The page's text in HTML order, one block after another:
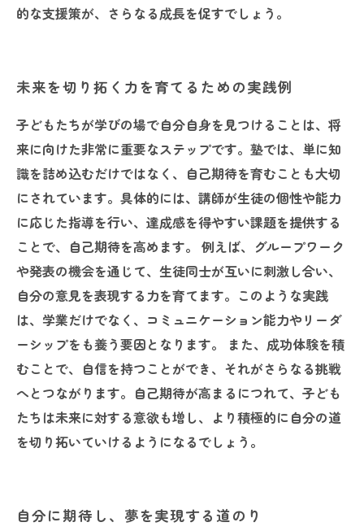
的な支援策が、さらなる成長を促すでしょう。
未来を切り拓く力を育てるための実践例
子どもたちが学びの場で自分自身を見つけることは、将
来に向けた非常に重要なステップです。塾では、単に知
識を詰め込むだけではなく、自己期待を育むことも大切
にされています。具体的には、講師が生徒の個性や能力
に応じた指導を行い、達成感を得やすい課題を提供する
ことで、自己期待を高めます。 例えば、グループワーク
や発表の機会を通じて、生徒同士が互いに刺激し合い、
自分の意見を表現する力を育てます。このような実践
は、学業だけでなく、コミュニケーション能力やリーダ
ーシップをも養う要因となります。 また、成功体験を積
むことで、自信を持つことができ、それがさらなる挑戦
へとつながります。自己期待が高まるにつれて、子ども
たちは未来に対する意欲も増し、より積極的に自分の道
を切り拓いていけるようになるでしょう。
自分に期待し、夢を実現する道のり